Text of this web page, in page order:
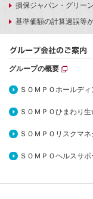
損保ジャパン・グリー
基準価額の計算過誤等
グループの概要
ＳＯＭＰＯホールデ
ＳＯＭＰＯひまわり
ＳＯＭＰＯリスクマ
ＳＯＭＰＯヘルスサ